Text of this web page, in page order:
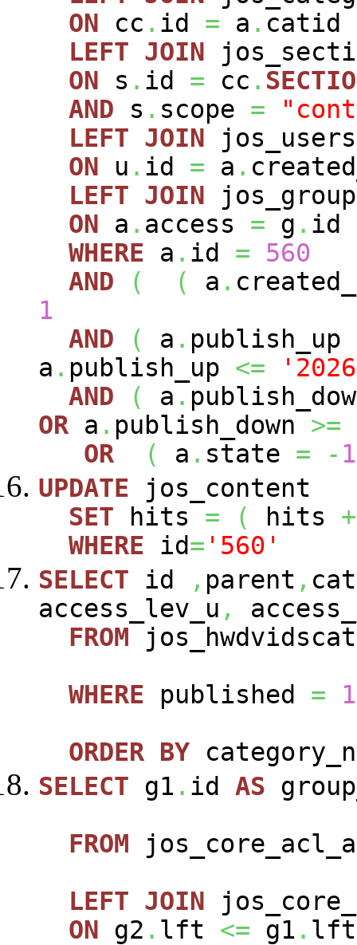
ON cc . id = a . catid
LEFT JOIN
ON s . id = cc .
AND s . scope =
LEFT JOIN
ON u . id = a .
LEFT JOIN
ON a . access = g . id
WHERE a . id =
560
AND
( ( a .
1
AND
( a . publish_up
a . publish_up <=
AND
( a .
OR a . publish_down >=
OR
( a . state = - 1
UPDATE jos_content
SET hits = ( hits +
WHERE id= '560'
SELECT id , parent ,
access_lev_u ,
FROM
WHERE published =
1
ORDER BY
SELECT g1 . id AS
FROM
LEFT JOIN
ON g2 . lft <= g1 . lft